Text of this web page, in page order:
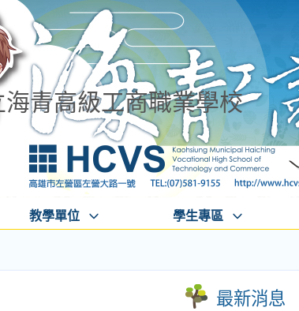
青高級工商職業學校
教學單位 學生專區
最新消息